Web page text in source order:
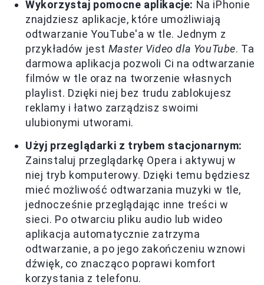
Wykorzystaj pomocne aplikacje: Na iPhonie
znajdziesz aplikacje, które umożliwiają
odtwarzanie YouTube'a w tle. Jednym z
przykładów jest Master Video dla YouTube. Ta
darmowa aplikacja pozwoli Ci na odtwarzanie
filmów w tle oraz na tworzenie własnych
playlist. Dzięki niej bez trudu zablokujesz
reklamy i łatwo zarządzisz swoimi
ulubionymi utworami.
Użyj przeglądarki z trybem stacjonarnym:
Zainstaluj przeglądarkę Opera i aktywuj w
niej tryb komputerowy. Dzięki temu będziesz
mieć możliwość odtwarzania muzyki w tle,
jednocześnie przeglądając inne treści w
sieci. Po otwarciu pliku audio lub wideo
aplikacja automatycznie zatrzyma
odtwarzanie, a po jego zakończeniu wznowi
dźwięk, co znacząco poprawi komfort
korzystania z telefonu.